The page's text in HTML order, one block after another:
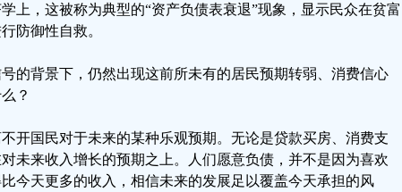
上，这被称为典型的“资产负债表衰退”现象，显示民众在贫富
防御性自救。
的背景下，仍然出现这前所未有的居民预期转弱、消费信心
？
开国民对于未来的某种乐观预期。无论是贷款买房、消费支
未来收入增长的预期之上。人们愿意负债，并不是因为喜欢
今天更多的收入，相信未来的发展足以覆盖今天承担的风